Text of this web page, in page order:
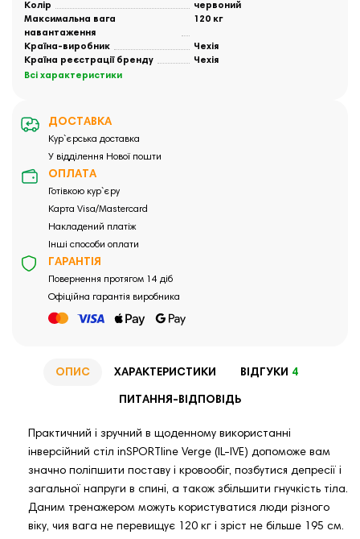
Колір
червоний
Максимальна вага
навантаження
120 кг
Країна-виробник
Чехія
Країна реєстрації бренду
Чехія
Всі характеристики
ДОСТАВКА
Кур`єрська доставка
У відділення Нової пошти
ОПЛАТА
Готівкою кур`єру
Карта Visa/Mastercard
Накладений платіж
Інші способи оплати
ГАРАНТІЯ
Повернення протягом 14 діб
Офіційна гарантія виробника
ОПИС ХАРАКТЕРИСТИКИ ВІДГУКИ 4
ПИТАННЯ-ВІДПОВІДЬ
Практичний і зручний в щоденному використанні
інверсійний стіл inSPORTIine Verge (IL-IVE) допоможе вам
значно поліпшити поставу і кровообіг, позбутися депресії і
загальної напруги в спині, а також збільшити гнучкість тіла.
Даним тренажером можуть користуватися люди різного
віку, чия вага не перевищує 120 кг і зріст не більше 195 см.